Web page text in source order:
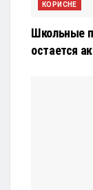
КОРИСНЕ
Школьные
остается